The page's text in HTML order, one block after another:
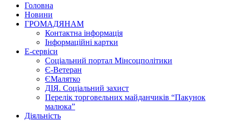
Головна
Новини
ГРОМАДЯНАМ
Контактна інформація
Інформаційні картки
Е-сервіси
Соціальний портал Мінсоцполітики
Є-Ветеран
ЄМалятко
ДІЯ. Соціальний захист
Перелік торговельних майданчиків “Пакунок
малюка”
Діяльність